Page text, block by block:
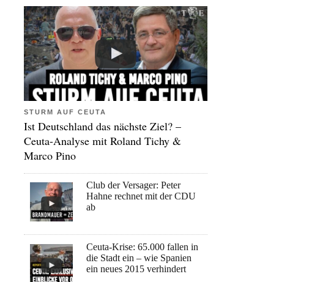
STURM AUF CEUTA
Ist Deutschland das nächste Ziel? –
Ceuta-Analyse mit Roland Tichy &
Marco Pino
Club der Versager: Peter
Hahne rechnet mit der CDU
ab
Ceuta-Krise: 65.000 fallen in
die Stadt ein – wie Spanien
ein neues 2015 verhindert